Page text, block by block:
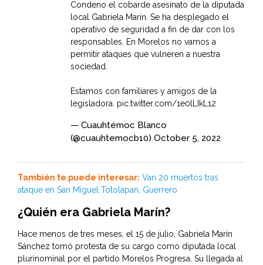
Condeno el cobarde asesinato de la diputada
local Gabriela Marín. Se ha desplegado el
operativo de seguridad a fin de dar con los
responsables. En Morelos no vamos a
permitir ataques que vulneren a nuestra
sociedad.
Estamos con familiares y amigos de la
legisladora. pic.twitter.com/1e0lLIkL12
— Cuauhtémoc Blanco
(@cuauhtemocb10) October 5, 2022
También te puede interesar: Van 20 muertos tras
ataque en San Miguel Totolapan, Guerrero
¿Quién era Gabriela Marín?
Hace menos de tres meses, el 15 de julio, Gabriela Marín
Sánchez tomó protesta de su cargo como diputada local
plurinominal por el partido Morelos Progresa. Su llegada al